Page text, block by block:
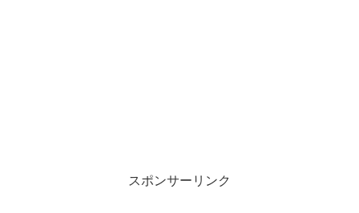
スポンサーリンク